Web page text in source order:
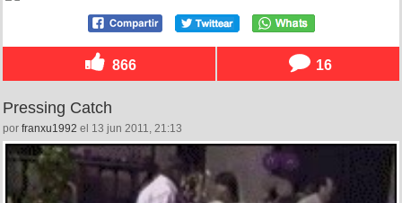
866 16
Pressing Catch
por franxu1992 el 13 jun 2011, 21:13